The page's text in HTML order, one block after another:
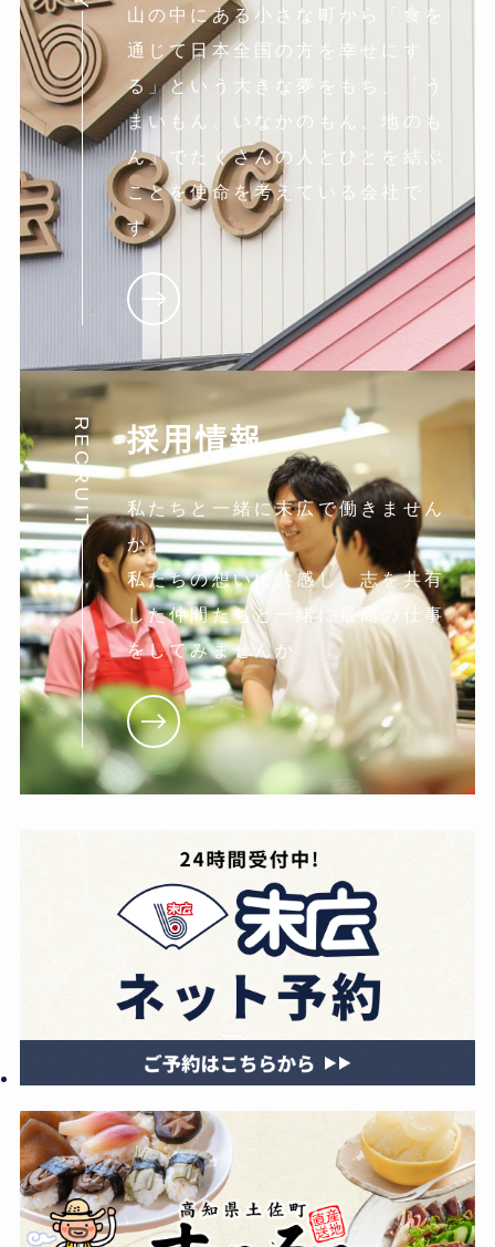
山の中にある小さな町から「食を
通じて日本全国の方を幸せにす
る」という大きな夢をもち、「う
まいもん、いなかのもん、地のも
ん」でたくさんの人とひとを結ぶ
ことを使命を考えている会社で
す。
RECRUIT 採用情報
私たちと一緒に末広で働きません
か。
私たちの想いに共感し。志を共有
した仲間たちと一緒に最高の仕事
をしてみませんか